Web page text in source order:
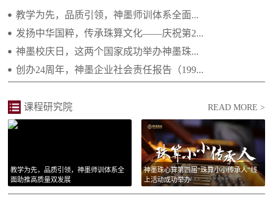
2021.04.29 继往开来 携手向前 ——2021年...
2021.02.25 庆祝建党一百周年 祝福祖国繁荣...
2021.01.14 李绵军总校长2021年新年贺词
2021.01.14 长大后我就成为了你
教学为先，品质引领，神墨师训体系全面...
发扬中华国粹，传承珠算文化——庆祝第2...
神墨校庆日，这两个国家成功举办神墨珠...
创办24周年，神墨企业社会责任报告（199...
READ MORE >
课程研究院
教学为先，品质引领，神墨师训体系全
面助推高质量双发展
神墨珠心算第四届“珠算小小传承人”线
上活动成功举办